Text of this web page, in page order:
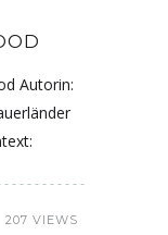
Autorin:
207 VIEWS